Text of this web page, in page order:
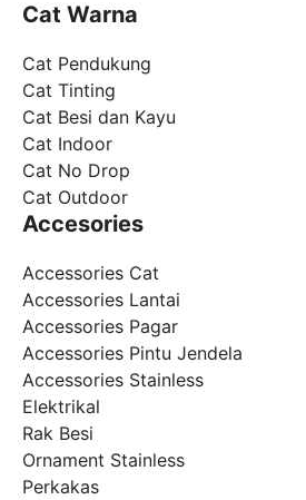
Cat Warna
Cat Pendukung
Cat Tinting
Cat Besi dan Kayu
Cat Indoor
Cat No Drop
Cat Outdoor
Accesories
Accessories Cat
Accessories Lantai
Accessories Pagar
Accessories Pintu Jendela
Accessories Stainless
Elektrikal
Rak Besi
Ornament Stainless
Perkakas